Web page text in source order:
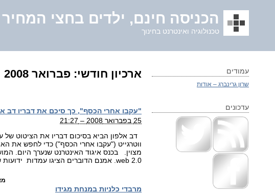
הכניסה חינם, ילדים בחצי המחיר
טכנולוגיה ואינטרנט בחינוך
ארכיון חודשי: פברואר 2008
"עקבו אחרי הכסף", כך סיכם את דבריו דב
25 בפברואר 2008 – 21:27
דב אלפון הביא בסיכום דבריו את הציטוט של
מצוין. בכנס איגוד האינטרנט שנערך היום.
web 2.0. אמנם הדוברים הציגו עמדות ידועות שכבר הציגו בעבר, ובכל זאת […]
מרבדי כלניות במנחת מגידו
עמודים
שרון גרינברג – אודות
עדכונים